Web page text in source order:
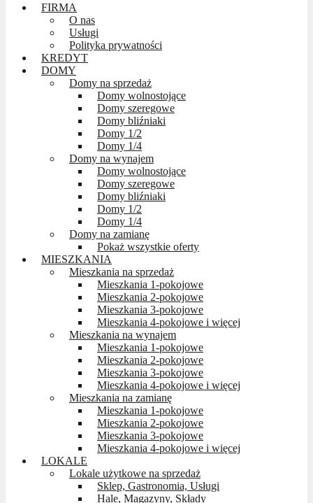
FIRMA
O nas
Usługi
Polityka prywatności
KREDYT
DOMY
Domy na sprzedaż
Domy wolnostojące
Domy szeregowe
Domy bliźniaki
Domy 1/2
Domy 1/4
Domy na wynajem
Domy wolnostojące
Domy szeregowe
Domy bliźniaki
Domy 1/2
Domy 1/4
Domy na zamianę
Pokaż wszystkie oferty
MIESZKANIA
Mieszkania na sprzedaż
Mieszkania 1-pokojowe
Mieszkania 2-pokojowe
Mieszkania 3-pokojowe
Mieszkania 4-pokojowe i więcej
Mieszkania na wynajem
Mieszkania 1-pokojowe
Mieszkania 2-pokojowe
Mieszkania 3-pokojowe
Mieszkania 4-pokojowe i więcej
Mieszkania na zamianę
Mieszkania 1-pokojowe
Mieszkania 2-pokojowe
Mieszkania 3-pokojowe
Mieszkania 4-pokojowe i więcej
LOKALE
Lokale użytkowe na sprzedaż
Sklep, Gastronomia, Usługi
Hale, Magazyny, Składy